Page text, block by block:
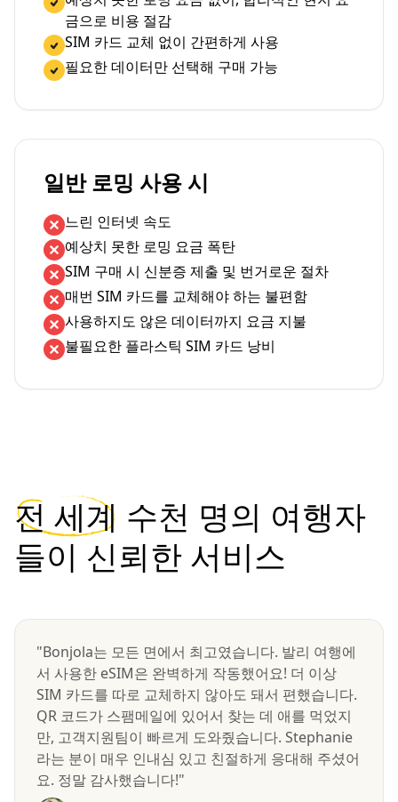
금으로 비용 절감
SIM 카드 교체 없이 간편하게 사용
필요한 데이터만 선택해 구매 가능
일반 로밍 사용 시
느린 인터넷 속도
예상치 못한 로밍 요금 폭탄
SIM 구매 시 신분증 제출 및 번거로운 절차
매번 SIM 카드를 교체해야 하는 불편함
사용하지도 않은 데이터까지 요금 지불
불필요한 플라스틱 SIM 카드 낭비
전 세계 수천 명의 여행자
들이 신뢰한 서비스
"Bonjola는 모든 면에서 최고였습니다. 발리 여행에
서 사용한 eSIM은 완벽하게 작동했어요! 더 이상
SIM 카드를 따로 교체하지 않아도 돼서 편했습니다.
QR 코드가 스팸메일에 있어서 찾는 데 애를 먹었지
만, 고객지원팀이 빠르게 도와줬습니다. Stephanie
라는 분이 매우 인내심 있고 친절하게 응대해 주셨어
요. 정말 감사했습니다!"